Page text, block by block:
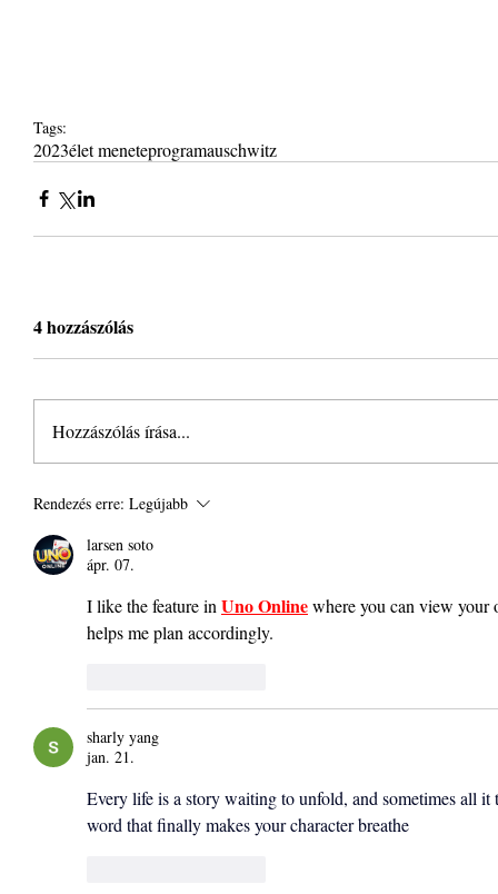
Tags:
2023élet meneteprogramauschwitz
4 hozzászólás
Hozzászólás írása...
Rendezés erre: Legújabb
larsen soto
ápr. 07.
I like the feature in Uno Online where you can view your
helps me plan accordingly.
sharly yang
jan. 21.
Every life is a story waiting to unfold, and sometimes all it
word that finally makes your character breathe